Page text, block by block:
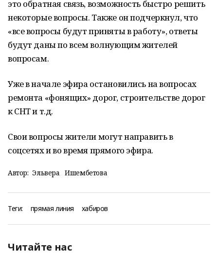
это обратная связь, возможность быстро решить
некоторые вопросы. Также он подчеркнул, что
«все вопросы будут приняты в работу», ответы
будут даны по всем волнующим жителей
вопросам.
Уже в начале эфира остановились на вопросах
ремонта «фонящих» дорог, строительстве дорог
к СНТ и т.д.
Свои вопросы жители могут направить в
соцсетях и во время прямого эфира.
Автор: Эльвера Ишембетова
Теги: прямая линия хабиров
Читайте нас